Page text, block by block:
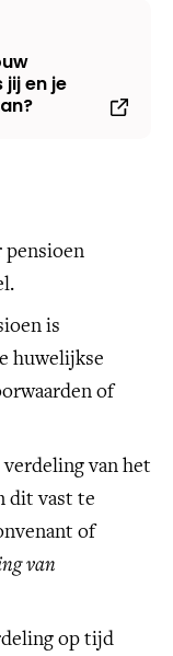
en je
pensioen
is
huwelijkse
of
verdeling van het
dit vast te
of
van
op tijd